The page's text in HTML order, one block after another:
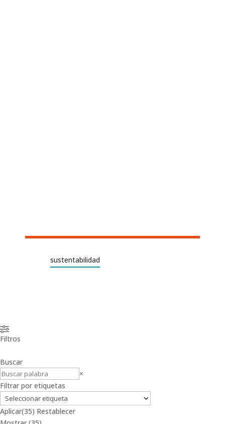
sustentabilidad
Filtros
Buscar
Buscar
×
Filtrar por etiquetas
Aplicar(35) Restablecer